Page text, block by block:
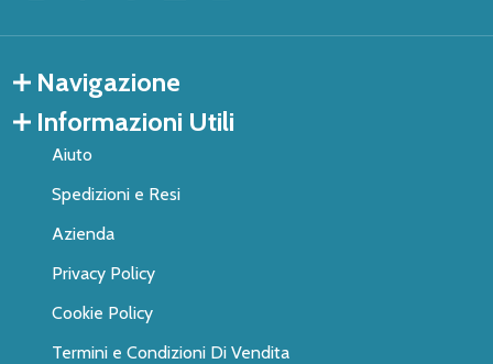
Navigazione
Informazioni Utili
Aiuto
Spedizioni e Resi
Azienda
Privacy Policy
Cookie Policy
Termini e Condizioni Di Vendita